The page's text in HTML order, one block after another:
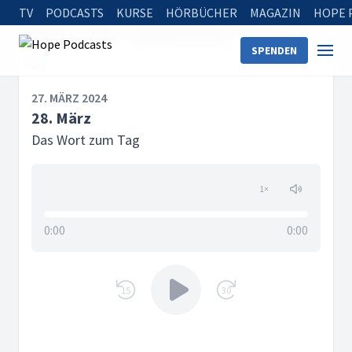
TV PODCASTS KURSE HÖRBÜCHER MAGAZIN HOPE
SPENDEN
Startseite 28. März
27. MÄRZ 2024
28. März
Das Wort zum Tag
1×
0:00 0:00
15 30